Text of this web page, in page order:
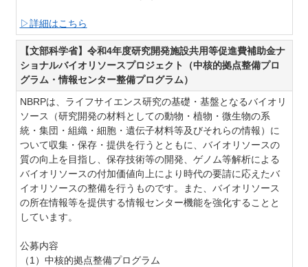
▷詳細はこちら
【文部科学省】令和4年度研究開発施設共用等促進費補助金ナ
ショナルバイオリソースプロジェクト（中核的拠点整備プロ
グラム・情報センター整備プログラム）
NBRPは、ライフサイエンス研究の基礎・基盤となるバイオリ
ソース（研究開発の材料としての動物・植物・微生物の系
統・集団・組織・細胞・遺伝子材料等及びそれらの情報）に
ついて収集・保存・提供を行うとともに、バイオリソースの
質の向上を目指し、保存技術等の開発、ゲノム等解析による
バイオリソースの付加価値向上により時代の要請に応えたバ
イオリソースの整備を行うものです。また、バイオリソース
の所在情報等を提供する情報センター機能を強化することと
しています。
公募内容
（1）中核的拠点整備プログラム